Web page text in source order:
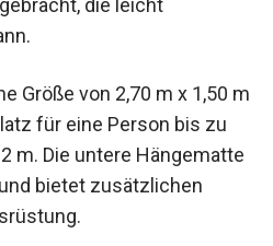
die leicht
Größe von 2,70 m x 1,50
Platz für eine Person bis
2 m. Die untere
m x 0,90 m und bietet
deine Ausrüstung.